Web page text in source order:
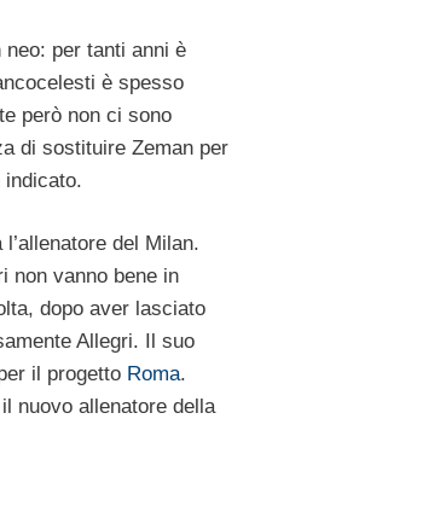
per tanti anni è
è spesso
però non ci sono
di sostituire Zeman per
del Milan.
non vanno bene in
dopo aver lasciato
Allegri. Il suo
il progetto Roma.
nuovo allenatore della